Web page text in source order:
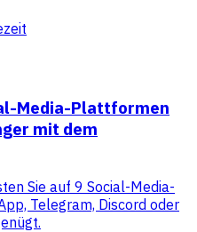
Media-Plattformen
mit dem
Sie auf 9 Social-Media-
Telegram, Discord oder